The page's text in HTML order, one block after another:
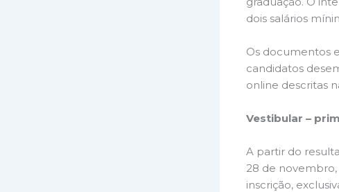
dois salários
Os documentos
candidatos
online descritas
Vestibular –
A partir do
28 de
inscrição,